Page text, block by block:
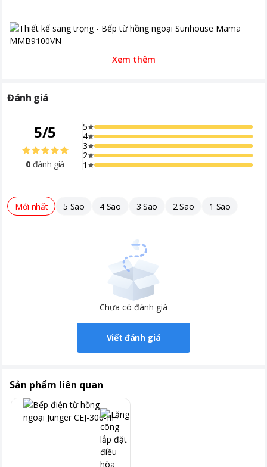
nhiễm từ, vùng hồng ngoại dùng được tất cả các loại nồi. Người
nội trợ chọn nồi thích hợp cho từng lò đun để nấu ăn tốt hơn.
Với tổng công suất 3600W, bếp sử dụng điện nối qua aptomat
(CB).
chỉnh các chức năng chính xác, dễ dàng
Mặt bếp bằng kính chịu nhiệt cao cấp, có khả năng chịu
Với khóa bảng điều khiển, khi kích hoạt sẽ vô hiệu hóa toàn bộ
bàn phím chức năng, nếu trẻ nhỏ tò mò bấm vào bàn phím
cũng không gây nguy hiểm
Xem thêm
Đánh giá
5/5
0 đánh giá
5
4
3
2
1
Mới nhất 5 Sao 4 Sao 3 Sao 2 Sao 1 Sao
Chưa có đánh giá
Viết đánh giá
Sản phẩm liên quan